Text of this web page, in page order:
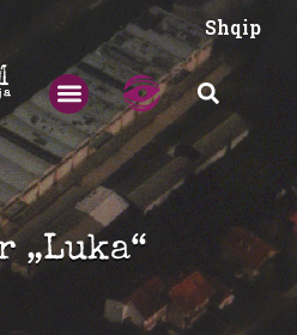
Shqip
„Luka“